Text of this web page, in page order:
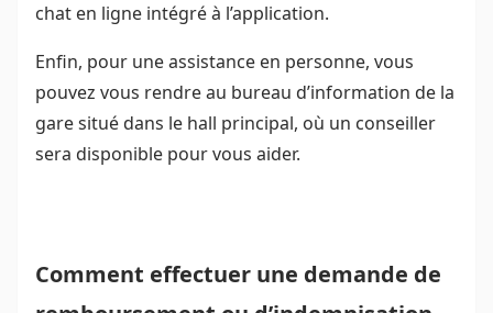
chat en ligne intégré à l’application.
Enfin, pour une assistance en personne, vous
pouvez vous rendre au bureau d’information de la
gare situé dans le hall principal, où un conseiller
sera disponible pour vous aider.
Comment effectuer une demande de